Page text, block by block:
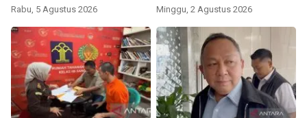
Rabu, 5 Agustus 2026 Minggu, 2 Agustus 2026